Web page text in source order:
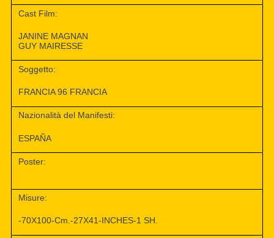
Cast Film:
JANINE MAGNAN
GUY MAIRESSE
Soggetto:
FRANCIA 96 FRANCIA
Nazionalità del Manifesti:
ESPAÑA
Poster:
Misure:
-70X100-Cm.-27X41-INCHES-1 SH.